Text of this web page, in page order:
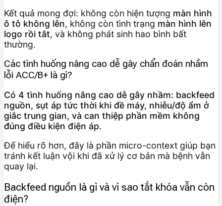
Kết quả mong đợi: không còn hiện tượng màn hình
ô tô không lên, không còn tình trạng màn hình lên
logo rồi tắt, và không phát sinh hao bình bất
thường.
Các tình huống nâng cao dễ gây chẩn đoán nhầm
lỗi ACC/B+ là gì?
Có 4 tình huống nâng cao dễ gây nhầm: backfeed
nguồn, sụt áp tức thời khi đề máy, nhiễu/độ ẩm ở
giắc trung gian, và can thiệp phần mềm không
đúng điều kiện điện áp.
Để hiểu rõ hơn, đây là phần micro-context giúp bạn
tránh kết luận vội khi đã xử lý cơ bản mà bệnh vẫn
quay lại.
Backfeed nguồn là gì và vì sao tắt khóa vẫn còn
điện?